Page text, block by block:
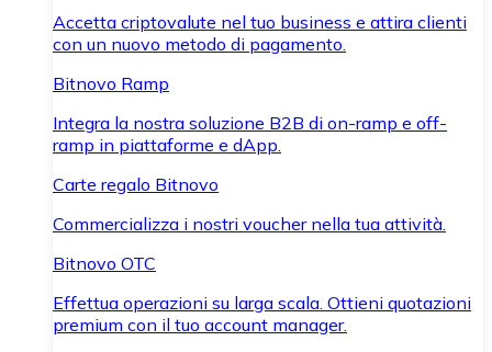
Accetta criptovalute nel tuo business e attira clienti
con un nuovo metodo di pagamento.
Bitnovo Ramp
Integra la nostra soluzione B2B di on-ramp e off-
ramp in piattaforme e dApp.
Carte regalo Bitnovo
Commercializza i nostri voucher nella tua attività.
Bitnovo OTC
Effettua operazioni su larga scala. Ottieni quotazioni
premium con il tuo account manager.